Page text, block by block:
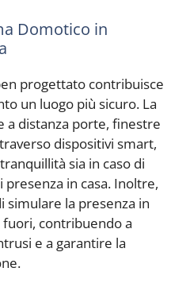
Domotico in
progettato contribuisce
un luogo più sicuro. La
a distanza porte, finestre
dispositivi smart,
sia in caso di
presenza in casa. Inoltre,
simulare la presenza in
fuori, contribuendo a
e a garantire la